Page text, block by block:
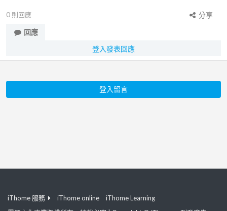
0 則回應
分享
回應
登入發表回應
登入留言
iThome 服務 iThome online
iThome Learning